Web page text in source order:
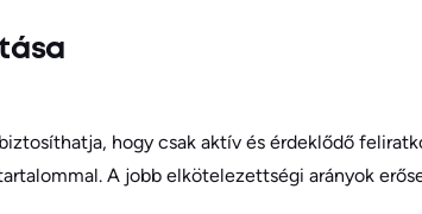
hogy csak aktív és érdeklődő
A jobb elkötelezettségi arányok